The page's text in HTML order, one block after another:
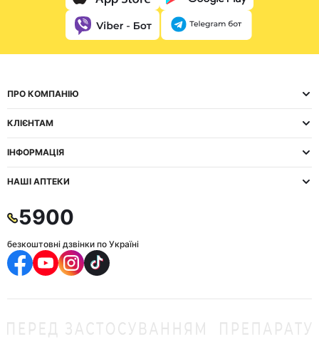
ПРО КОМПАНІЮ
КЛІЄНТАМ
ІНФОРМАЦІЯ
НАШІ АПТЕКИ
5900
безкоштовні дзвінки по Україні